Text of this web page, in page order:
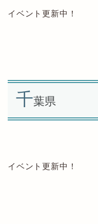
イベント更新中！
千葉県
イベント更新中！